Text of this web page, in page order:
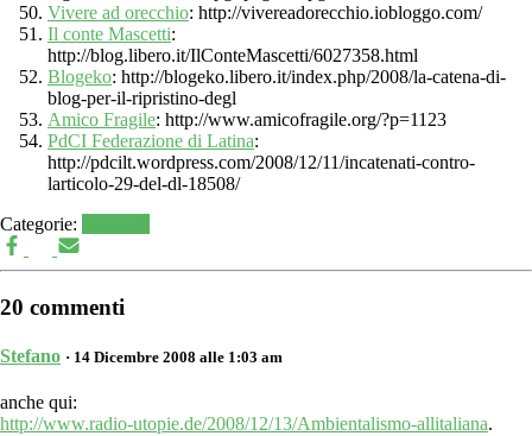
Vivere ad orecchio: http://vivereadorecchio.iobloggo.com/
Il conte Mascetti:
http://blog.libero.it/IlConteMascetti/6027358.html
Blogeko: http://blogeko.libero.it/index.php/2008/la-catena-di-
blog-per-il-ripristino-degl
Amico Fragile: http://www.amicofragile.org/?p=1123
PdCI Federazione di Latina:
http://pdcilt.wordpress.com/2008/12/11/incatenati-contro-
larticolo-29-del-dl-18508/
Categorie:
20 commenti
Stefano · 14 Dicembre 2008 alle 1:03 am
anche qui:
http://www.radio-utopie.de/2008/12/13/Ambientalismo-allitaliana.